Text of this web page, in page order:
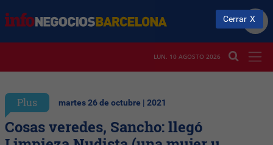
LUN. 10 AGOSTO 2026
Plus martes 26 de octubre | 2021
Cosas veredes, Sancho: llegó
Cerrar